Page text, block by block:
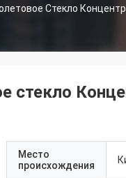
Стекло
стекло
Место
происхождения